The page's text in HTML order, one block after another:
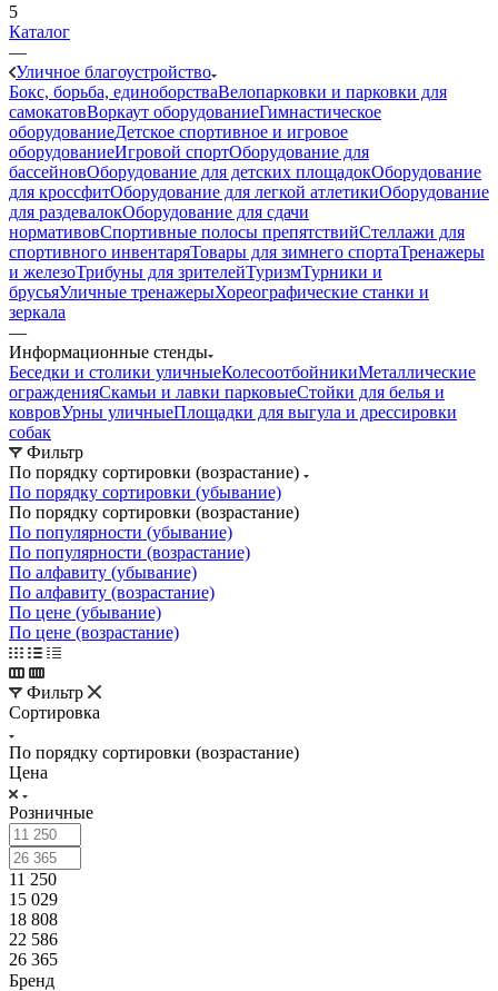
5
Каталог
—
Уличное благоустройство
Бокс, борьба, единоборстваВелопарковки и парковки для
самокатовВоркаут оборудованиеГимнастическое
оборудованиеДетское спортивное и игровое
оборудованиеИгровой спортОборудование для
бассейновОборудование для детских площадокОборудование
для кроссфитОборудование для легкой атлетикиОборудование
для раздевалокОборудование для сдачи
нормативовСпортивные полосы препятствийСтеллажи для
спортивного инвентаряТовары для зимнего спортаТренажеры
и железоТрибуны для зрителейТуризмТурники и
брусьяУличные тренажерыХореографические станки и
зеркала
—
Информационные стенды
Беседки и столики уличныеКолесоотбойникиМеталлические
огражденияСкамьи и лавки парковыеСтойки для белья и
ковровУрны уличныеПлощадки для выгула и дрессировки
собак
Фильтр
По порядку сортировки (возрастание)
По порядку сортировки (убывание)
По порядку сортировки (возрастание)
По популярности (убывание)
По популярности (возрастание)
По алфавиту (убывание)
По алфавиту (возрастание)
По цене (убывание)
По цене (возрастание)
Фильтр
Сортировка
По порядку сортировки (возрастание)
Цена
Розничные
11 250
15 029
18 808
22 586
26 365
Бренд